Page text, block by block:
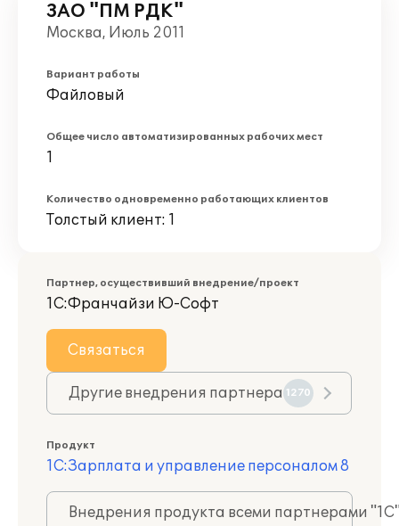
ЗАО "ПМ РДК"
Москва, Июль 2011
Вариант работы
Файловый
Общее число автоматизированных рабочих мест
1
Количество одновременно работающих клиентов
Толстый клиент: 1
Партнер, осуществивший внедрение/проект
1С:Франчайзи Ю-Софт
Связаться
Другие внедрения партнера 1270
Продукт
1С:Зарплата и управление персоналом 8
Внедрения продукта всеми партнерами